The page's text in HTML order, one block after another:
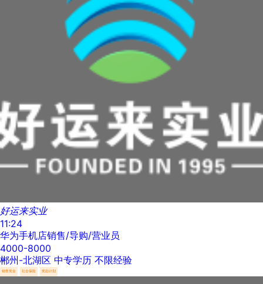
好运来实业
11:24
华为手机店销售/导购/营业员
4000-8000
郴州-北湖区 中专学历 不限经验
销售奖金 社会保险 奖励计划